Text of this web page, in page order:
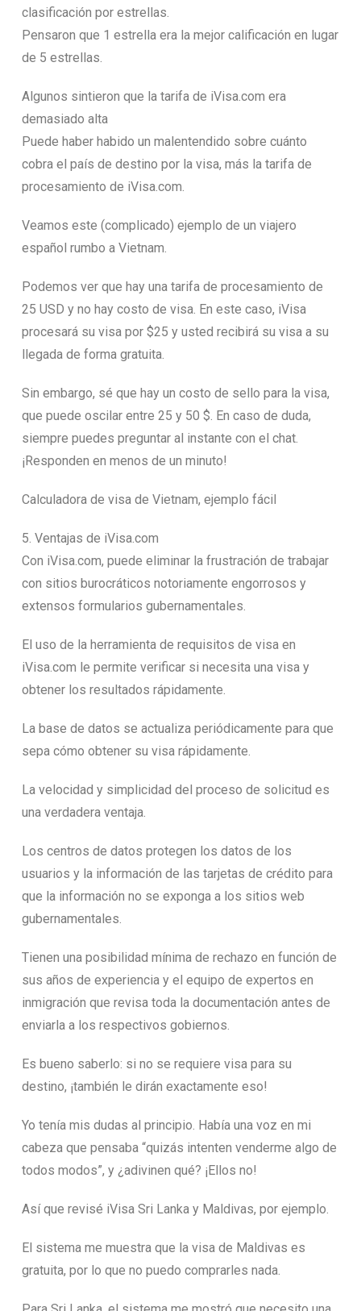
clasificación por estrellas.
Pensaron que 1 estrella era la mejor calificación en lugar
de 5 estrellas.
Algunos sintieron que la tarifa de iVisa.com era
demasiado alta
Puede haber habido un malentendido sobre cuánto
cobra el país de destino por la visa, más la tarifa de
procesamiento de iVisa.com.
Veamos este (complicado) ejemplo de un viajero
español rumbo a Vietnam.
Podemos ver que hay una tarifa de procesamiento de
25 USD y no hay costo de visa. En este caso, iVisa
procesará su visa por $25 y usted recibirá su visa a su
llegada de forma gratuita.
Sin embargo, sé que hay un costo de sello para la visa,
que puede oscilar entre 25 y 50 $. En caso de duda,
siempre puedes preguntar al instante con el chat.
¡Responden en menos de un minuto!
Calculadora de visa de Vietnam, ejemplo fácil
5. Ventajas de iVisa.com
Con iVisa.com, puede eliminar la frustración de trabajar
con sitios burocráticos notoriamente engorrosos y
extensos formularios gubernamentales.
El uso de la herramienta de requisitos de visa en
iVisa.com le permite verificar si necesita una visa y
obtener los resultados rápidamente.
La base de datos se actualiza periódicamente para que
sepa cómo obtener su visa rápidamente.
La velocidad y simplicidad del proceso de solicitud es
una verdadera ventaja.
Los centros de datos protegen los datos de los
usuarios y la información de las tarjetas de crédito para
que la información no se exponga a los sitios web
gubernamentales.
Tienen una posibilidad mínima de rechazo en función de
sus años de experiencia y el equipo de expertos en
inmigración que revisa toda la documentación antes de
enviarla a los respectivos gobiernos.
Es bueno saberlo: si no se requiere visa para su
destino, ¡también le dirán exactamente eso!
Yo tenía mis dudas al principio. Había una voz en mi
cabeza que pensaba “quizás intenten venderme algo de
todos modos”, y ¿adivinen qué? ¡Ellos no!
Así que revisé iVisa Sri Lanka y Maldivas, por ejemplo.
El sistema me muestra que la visa de Maldivas es
gratuita, por lo que no puedo comprarles nada.